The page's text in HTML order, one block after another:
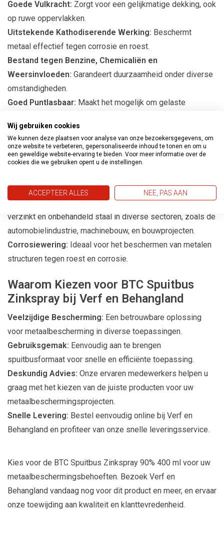
Goede Vulkracht: Zorgt voor een gelijkmatige dekking, ook
op ruwe oppervlakken.
Uitstekende Kathodiserende Werking: Beschermt
metaal effectief tegen corrosie en roest.
Bestand tegen Benzine, Chemicaliën en
Weersinvloeden: Garandeert duurzaamheid onder diverse
omstandigheden.
Goed Puntlasbaar: Maakt het mogelijk om gelaste
beschadigen.
Hittebestendig tot 350ºC:Ideaal voor toepassingen waar
hoge temperaturen een rol spelen.
Toepassingen
Metaalbescherming:Uitstekend voor het behandelen van
verzinkt en onbehandeld staal in diverse sectoren, zoals de
automobielindustrie, machinebouw, en bouwprojecten.
Corrosiewering: Ideaal voor het beschermen van metalen
structuren tegen roest en corrosie.
Waarom Kiezen voor BTC Spuitbus
Zinkspray bij Verf en Behangland
Veelzijdige Bescherming: Een betrouwbare oplossing
voor metaalbescherming in diverse toepassingen.
Gebruiksgemak: Eenvoudig aan te brengen
spuitbusformaat voor snelle en efficiënte toepassing.
Deskundig Advies: Onze ervaren medewerkers helpen u
graag met het kiezen van de juiste producten voor uw
metaalbeschermingsprojecten.
Snelle Levering: Bestel eenvoudig online bij Verf en
Behangland en profiteer van onze snelle leveringsservice.
Kies voor de BTC Spuitbus Zinkspray 90% 400 ml voor uw
metaalbeschermingsbehoeften. Bezoek Verf en
Behangland vandaag nog voor dit product en meer, en ervaar
onze toewijding aan kwaliteit en klanttevredenheid.
Wij gebruiken cookies
We kunnen deze plaatsen voor analyse van onze bezoekersgegevens, om
onze website te verbeteren, gepersonaliseerde inhoud te tonen en om u
een geweldige website-ervaring te bieden. Voor meer informatie over de
cookies die we gebruiken opent u de instellingen.
ACCEPTEER ALLES NEE, PAS AAN